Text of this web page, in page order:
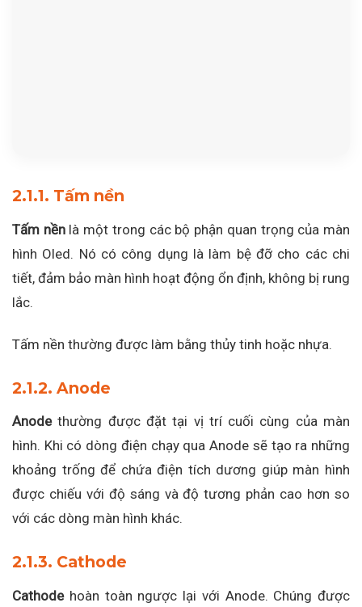
2.1.1. Tấm nền
Tấm nềnlà một trong các bộ phận quan trọng của màn
hình Oled. Nó có công dụng là làm bệ đỡ cho các chi
tiết, đảm bảo màn hình hoạt động ổn định, không bị rung
lắc.
Tấm nền thường được làm bằng thủy tinh hoặc nhựa.
2.1.2. Anode
Anodethường được đặt tại vị trí cuối cùng của màn
hình. Khi có dòng điện chạy qua Anode sẽ tạo ra những
khoảng trống để chứa điện tích dương giúp màn hình
được chiếu với độ sáng và độ tương phản cao hơn so
với các dòng màn hình khác.
2.1.3. Cathode
Cathodehoàn toàn ngược lại với Anode. Chúng được